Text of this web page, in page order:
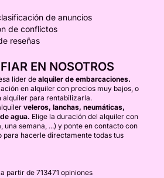
de anuncios
de conflictos
reseñas
EN NOSOTROS
líder de alquiler de embarcaciones.
en alquiler con precios muy bajos, o
alquiler para rentabilizarla.
veleros, lanchas, neumáticas,
agua. Elige la duración del alquiler con
una semana, ...) y ponte en contacto con
para hacerle directamente todas tus
partir de 713471 opiniones